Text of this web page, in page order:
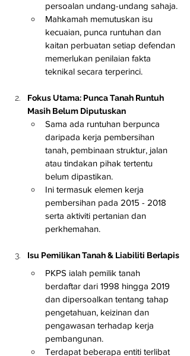
persoalan undang-undang sahaja.
Mahkamah memutuskan isu
kecuaian, punca runtuhan dan
kaitan perbuatan setiap defendan
memerlukan penilaian fakta
teknikal secara terperinci.
Fokus Utama: Punca Tanah Runtuh
Masih Belum Diputuskan
Sama ada runtuhan berpunca
daripada kerja pembersihan
tanah, pembinaan struktur, jalan
atau tindakan pihak tertentu
belum dipastikan.
Ini termasuk elemen kerja
pembersihan pada 2015 - 2018
serta aktiviti pertanian dan
perkhemahan.
Isu Pemilikan Tanah & Liabiliti Berlapis
PKPS ialah pemilik tanah
berdaftar dari 1998 hingga 2019
dan dipersoalkan tentang tahap
pengetahuan, keizinan dan
pengawasan terhadap kerja
pembangunan.
Terdapat beberapa entiti terlibat